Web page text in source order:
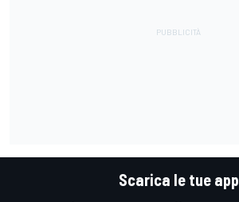
Scarica le tue app